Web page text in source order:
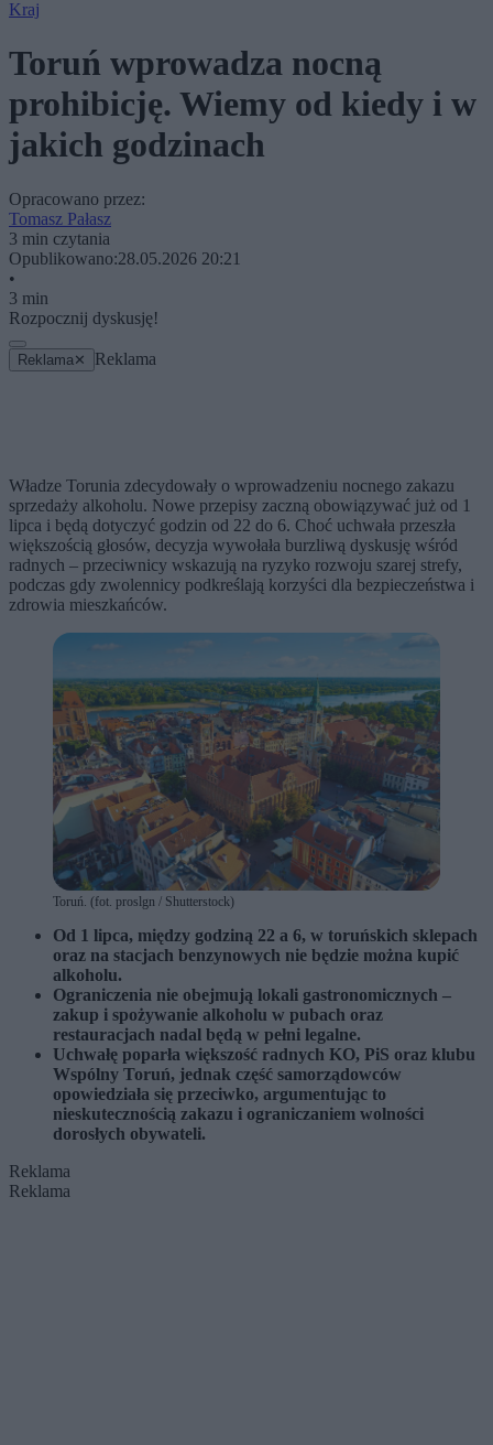
Kraj
Toruń wprowadza nocną
prohibicję. Wiemy od kiedy i w
jakich godzinach
Opracowano przez:
Tomasz Pałasz
3 min czytania
Opublikowano:28.05.2026 20:21
•
3 min
Rozpocznij dyskusję!
Reklama ✕ Reklama
Władze Torunia zdecydowały o wprowadzeniu nocnego zakazu
sprzedaży alkoholu. Nowe przepisy zaczną obowiązywać już od 1
lipca i będą dotyczyć godzin od 22 do 6. Choć uchwała przeszła
większością głosów, decyzja wywołała burzliwą dyskusję wśród
radnych – przeciwnicy wskazują na ryzyko rozwoju szarej strefy,
podczas gdy zwolennicy podkreślają korzyści dla bezpieczeństwa i
zdrowia mieszkańców.
Toruń. (fot. proslgn / Shutterstock)
Od 1 lipca, między godziną 22 a 6, w toruńskich sklepach
oraz na stacjach benzynowych nie będzie można kupić
alkoholu.
Ograniczenia nie obejmują lokali gastronomicznych –
zakup i spożywanie alkoholu w pubach oraz
restauracjach nadal będą w pełni legalne.
Uchwałę poparła większość radnych KO, PiS oraz klubu
Wspólny Toruń, jednak część samorządowców
opowiedziała się przeciwko, argumentując to
nieskutecznością zakazu i ograniczaniem wolności
dorosłych obywateli.
Reklama
Reklama